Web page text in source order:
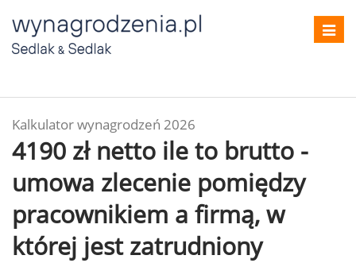
Kalkulator wynagrodzeń 2026
4190 zł netto ile to brutto -
umowa zlecenie pomiędzy
pracownikiem a firmą, w
której jest zatrudniony